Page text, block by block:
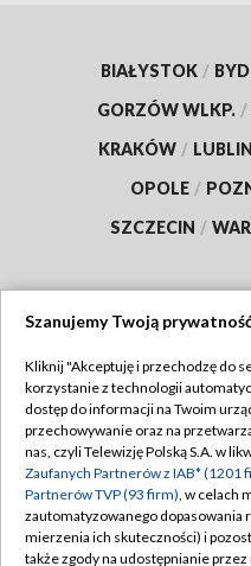
BIAŁYSTOK /
GORZÓW WLKP. /
KRAKÓW / LUBLIN
OPOLE /
SZCZECIN /
Abonament TVP
Emisja w TVP
Centrum informacji TVP
Naziemna Telewizja
Szanujemy Twoją
Kliknij "Akceptuję i przechodzę do
korzystanie z technologii
dostęp do informacji na Twoim
przechowywanie oraz na
nas, czyli Telewizję Polską S.A. w
Zaufanych Partnerów z IAB* (1201
Partnerów TVP (93 firm), w celach
zautomatyzowanego dopasowania
mierzenia ich skuteczności) i
także zgody na udostępnianie